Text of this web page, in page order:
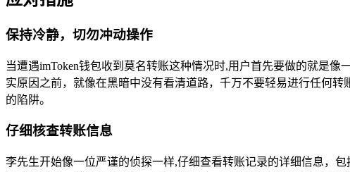
保持冷静，切勿冲动操作
当遭遇imToken钱包收到莫名转账这种情况时,用户首先要做的就是
实原因之前，就像在黑暗中没有看清道路，千万不要轻易进行任何
的陷阱。
仔细核查转账信息
李先生开始像一位严谨的侦探一样,仔细查看转账记录的详细信息，